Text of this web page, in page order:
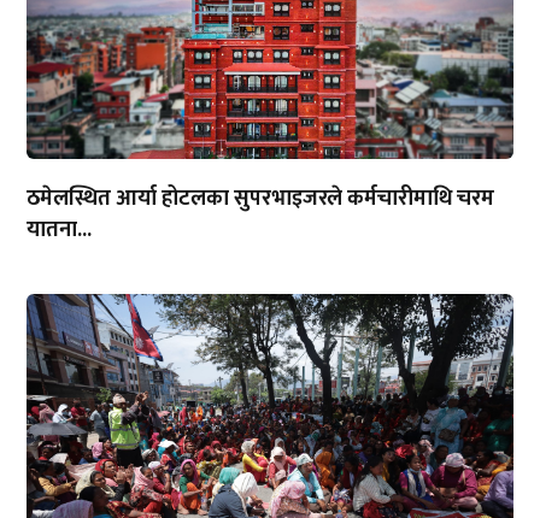
ठमेलस्थित आर्या होटलका सुपरभाइजरले कर्मचारीमाथि चरम
यातना...